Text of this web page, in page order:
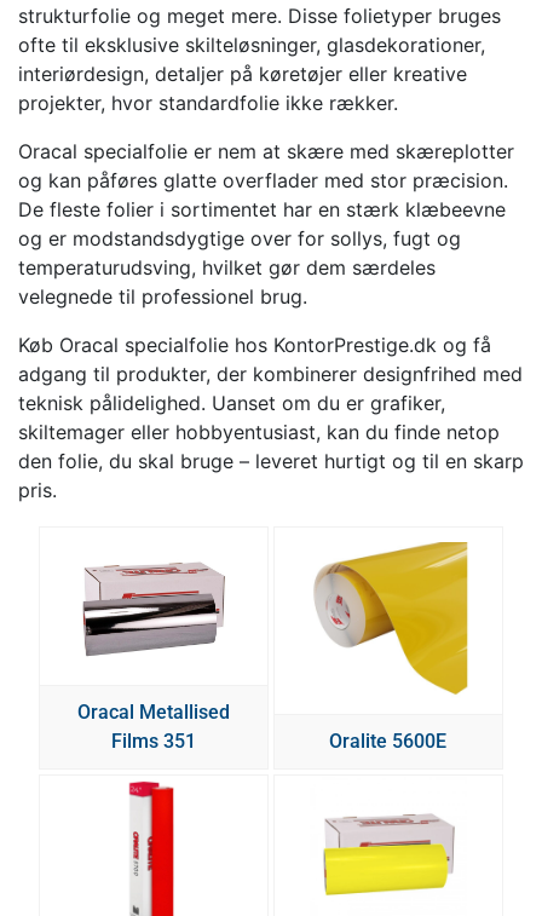
strukturfolie og meget mere. Disse folietyper bruges
ofte til eksklusive skilteløsninger, glasdekorationer,
interiørdesign, detaljer på køretøjer eller kreative
projekter, hvor standardfolie ikke rækker.
Oracal specialfolie er nem at skære med skæreplotter
og kan påføres glatte overflader med stor præcision.
De fleste folier i sortimentet har en stærk klæbeevne
og er modstandsdygtige over for sollys, fugt og
temperaturudsving, hvilket gør dem særdeles
velegnede til professionel brug.
Køb Oracal specialfolie hos KontorPrestige.dk og få
adgang til produkter, der kombinerer designfrihed med
teknisk pålidelighed. Uanset om du er grafiker,
skiltemager eller hobbyentusiast, kan du finde netop
den folie, du skal bruge – leveret hurtigt og til en skarp
pris.
Oracal Metallised
Films 351
Oralite 5600E